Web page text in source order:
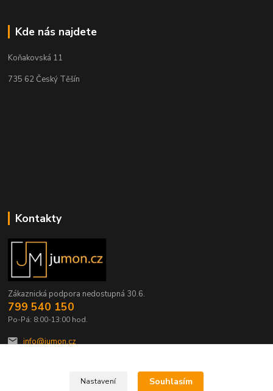
Kde nás najdete
Koňakovská 11
735 62 Český Těšín
Kontakty
Zákaznická podpora nedostupná 30.6.
799 540 150
Po-Pá: 8:00-13:00 hod.
info@jumon.cz
Nastavení Souhlasím